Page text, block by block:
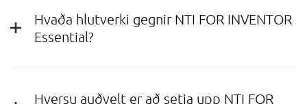
Hvaða hlutverki gegnir NTI FOR INVENTOR
Essential?
Hversu auðvelt er að setja upp NTI FOR